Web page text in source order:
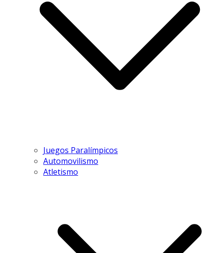
Juegos Paralímpicos
Automovilismo
Atletismo